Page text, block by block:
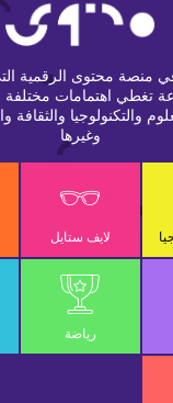
الأبعاد لعلاج
كوكب المريخ
منصة محتوى الرقمية
تغطي اهتمامات
والتكنولوجيا والثقافة
وغيرها
لايف ستايل
رياضة